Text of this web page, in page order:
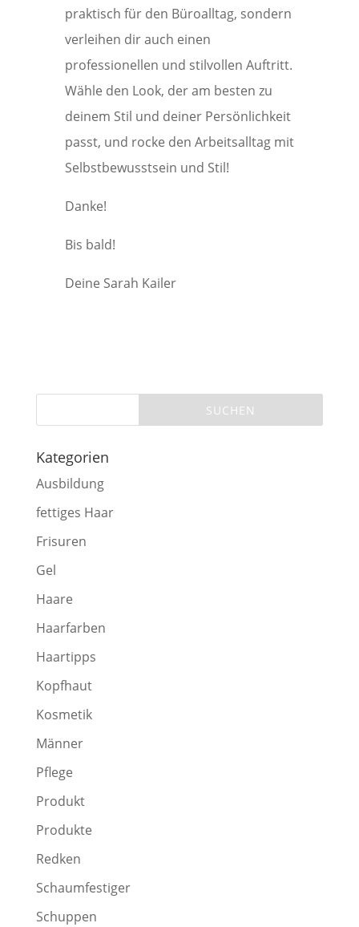
praktisch für den Büroalltag, sondern
verleihen dir auch einen
professionellen und stilvollen Auftritt.
Wähle den Look, der am besten zu
deinem Stil und deiner Persönlichkeit
passt, und rocke den Arbeitsalltag mit
Selbstbewusstsein und Stil!
Danke!
Bis bald!
Deine Sarah Kailer
Kategorien
Ausbildung
fettiges Haar
Frisuren
Gel
Haare
Haarfarben
Haartipps
Kopfhaut
Kosmetik
Männer
Pflege
Produkt
Produkte
Redken
Schaumfestiger
Schuppen